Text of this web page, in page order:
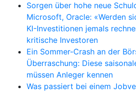
Sorgen über hohe neue
Microsoft, Oracle: «Werden
KI-Investitionen jemals
kritische Investoren
Ein Sommer-Crash an der
Überraschung: Diese
müssen Anleger kennen
Was passiert bei einem